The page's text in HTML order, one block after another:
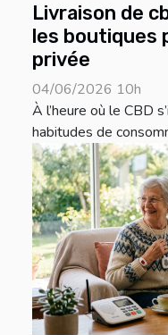
Livraison de
les boutiques
privée
04/06/2026 10h
À l’heure où le CBD
habitudes de